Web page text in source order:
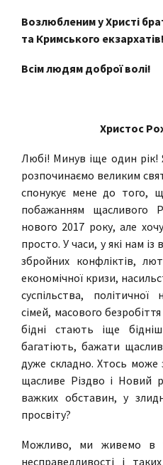
Возлюблениму Христі
та Кримського екзархатів!
Всім людям доброї волі!
Христос
Любі! Минув іще один рік!
розпочинаємо великим
спонукує мене до того,
побажанням щасливого
нового 2017 року, але
просто. У часи, у які нам
збройних конфліктів,
економічної кризи,
суспільства, політичної
сімей, масового
бідні стають іще
багатіють, бажати
дуже складно. Хтось
щасливе Різдво і Новий
важких обставин, у
просвіту?
Можливо, ми живемо в
несправедливості і